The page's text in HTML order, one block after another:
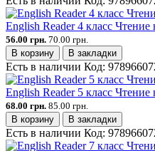
English Reader 4 класс Чтение
56.00 грн. 70.00 грн.
В корзину
В закладки
Есть в наличии Код:
English Reader 5 класс Чтение
68.00 грн. 85.00 грн.
В корзину
В закладки
Есть в наличии Код: